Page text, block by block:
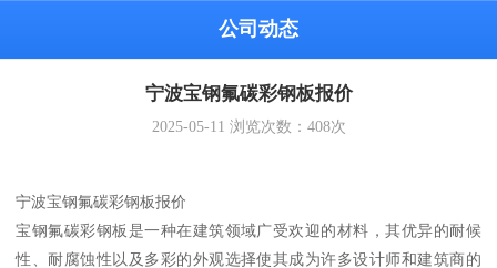
公司动态
宁波宝钢氟碳彩钢板报价
2025-05-11 浏览次数： 408次
宁波宝钢氟碳彩钢板报价
宝钢氟碳彩钢板是一种在建筑领域广受欢迎的材料，其优异的耐候
性、耐腐蚀性以及多彩的外观选择使其成为许多设计师和建筑商的